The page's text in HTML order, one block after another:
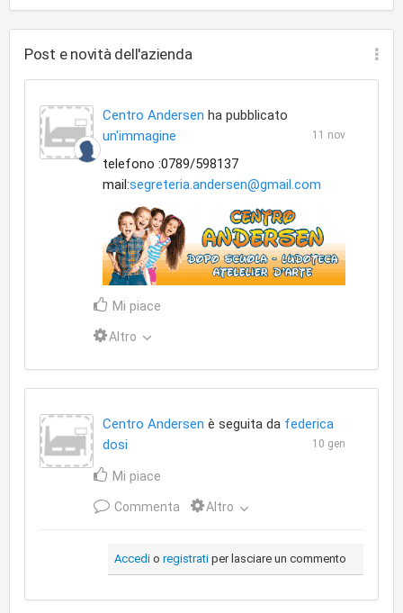
Post e novità dell'azienda
Centro Andersen ha pubblicato
un'immagine
11 nov
telefono :0789/598137
mail:segreteria.andersen@gmail.com
Mi piace
Altro
Centro Andersen è seguita da federica
dosi
10 gen
Mi piace
Commenta Altro
Accedi o registrati per lasciare un commento